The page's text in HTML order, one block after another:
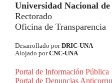
Universidad Nacional
Rectorado
Oficina de Transparencia
Desarrollado porDRIC-UNA
Alojado porCNC-UNA
Portal de Información Pública
Portal de Denuncias